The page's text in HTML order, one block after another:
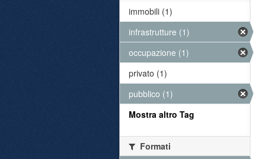
immobili (1)
infrastrutture (1)
occupazione (1)
privato (1)
pubblico (1)
Mostra altro Tag
Formati